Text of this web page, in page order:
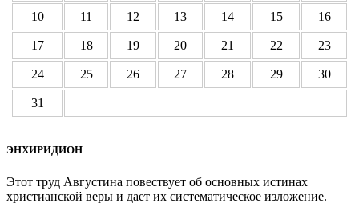
10 11 12 13 14 15 16
17 18 19 20 21 22 23
24 25 26 27 28 29 30
31
ЭНХИРИДИОН
Этот труд Августина повествует об основных истинах
христианской веры и дает их систематическое изложение.